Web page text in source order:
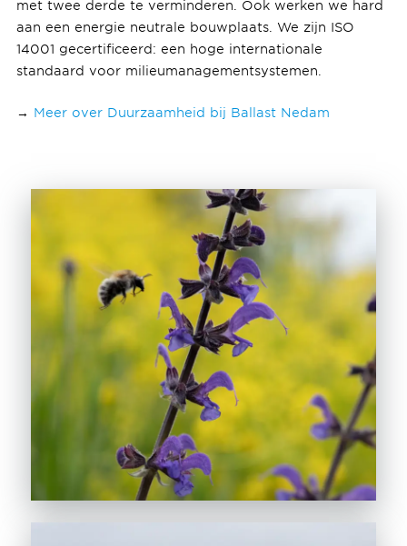
met twee derde te verminderen. Ook werken we hard
aan een energie neutrale bouwplaats. We zijn ISO
14001 gecertificeerd: een hoge internationale
standaard voor milieumanagementsystemen.
→ Meer over Duurzaamheid bij Ballast Nedam